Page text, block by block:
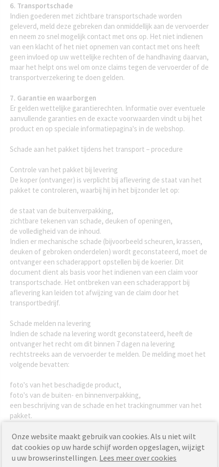
6. Transportschade
Indien goederen met zichtbare transportschade worden
geleverd, meld deze gebreken dan onmiddellijk aan de vervoerder
en neem zo snel mogelijk contact met ons op. Het niet indienen
van een klacht of het niet opnemen van contact met ons heeft
geen invloed op uw wettelijke rechten of de handhaving daarvan,
maar het helpt ons wel om onze claims tegen de vervoerder of de
transportverzekering te doen gelden.
7. Garantie en waarborgen
Er gelden wettelijke garantierechten. Informatie over eventuele
aanvullende garanties en de exacte voorwaarden vindt u bij het
product en op speciale informatiepagina's in de webshop.
Schade aan het pakket tijdens het transport – procedure
Controle van het pakket bij levering
De koper (ontvanger) is verplicht bij aflevering de staat van het
pakket te controleren, waarbij hij in het bijzonder let op:
de staat van de buitenverpakking,
zichtbare tekenen van schade, deuken of openingen,
de volledigheid van de inhoud.
Indien er mechanische schade (bijvoorbeeld scheuren, krassen,
deuken of gebroken onderdelen) wordt geconstateerd, moet de
ontvanger een schaderapport opstellen bij de koerier. Dit
document dient als basis voor het indienen van een claim voor
transportschade. Het ontbreken van een schaderapport bij
aflevering kan leiden tot afwijzing van de claim door het
transportbedrijf.
Schade melden na levering
Indien de schade na levering wordt geconstateerd, heeft de
ontvanger het recht om dit binnen 7 dagen na levering
rechtstreeks aan de vervoerder te melden. De melding moet het
volgende bevatten:
foto's van het beschadigde product,
foto's van de buiten- en binnenverpakking,
een beschrijving van de schade en het trackingnummer van het
pakket.
overleg – door de verkoper (afzender). Houd er rekening mee dat
het niet opstellen van een rapport de kans op een positieve
afloop van de klachtenprocedure aanzienlijk verkleint.
Onze website maakt gebruik van cookies. Als u niet wilt
dat cookies op uw harde schijf worden opgeslagen, wijzigt
u uw browserinstellingen. Lees meer over cookies